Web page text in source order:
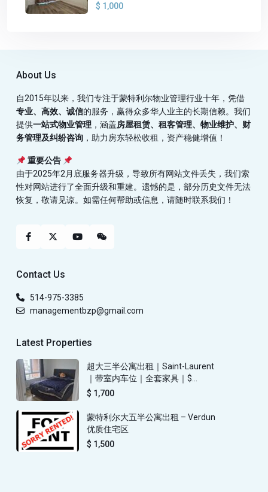
$ 1,000
About Us
自2015年以来，我们专注于蒙特利尔物业管理行业十年，凭借
专业、高效、诚信的服务，赢得众多华人业主的长期信赖。我们
提供一站式物业管理 ，涵盖房屋租赁、租客管理、物业维护、财
务管理及纠纷咨询 ，助力房东轻松收租，资产稳健增值！
重要公告
由于2025年2月底服务器升级，导致所有网站文件丢失，我们索
性对网站进行了全面升级和重建。遗憾的是，部分历史文件无法
恢复，敬请见谅。如需任何帮助或信息，请随时联系我们！
Contact Us
514-975-3385
managementbzp@gmail.com
Latest Properties
超大三半公寓出租｜Saint-Laurent
｜带室内车位｜全套家具｜$...
$ 1,700
蒙特利尔大五半公寓出租 – Verdun
优质住宅区
$ 1,500